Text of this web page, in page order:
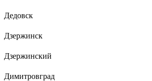
Дедовск
Дзержинск
Дзержинский
Димитровград